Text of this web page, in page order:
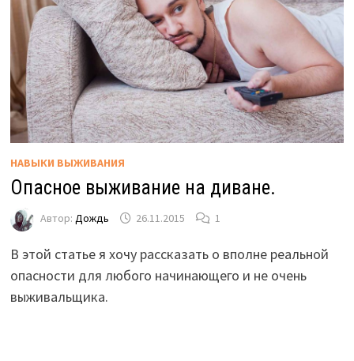
НАВЫКИ ВЫЖИВАНИЯ
Опасное выживание на диване.
Автор: Дождь 26.11.2015 1
В этой статье я хочу рассказать о вполне реальной
опасности для любого начинающего и не очень
выживальщика.